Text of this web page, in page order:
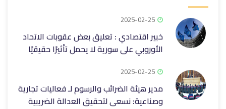
2025-02-25
خبير اقتصادي : تعليق بعض عقوبات الاتحاد
الأوروبي على سورية لا يحمل تأثيرًا حقيقيًا
2025-02-25
مدير هيئة الضرائب والرسوم لـ فعاليات تجارية
وصناعية: نسعى لتحقيق العدالة الضريبية